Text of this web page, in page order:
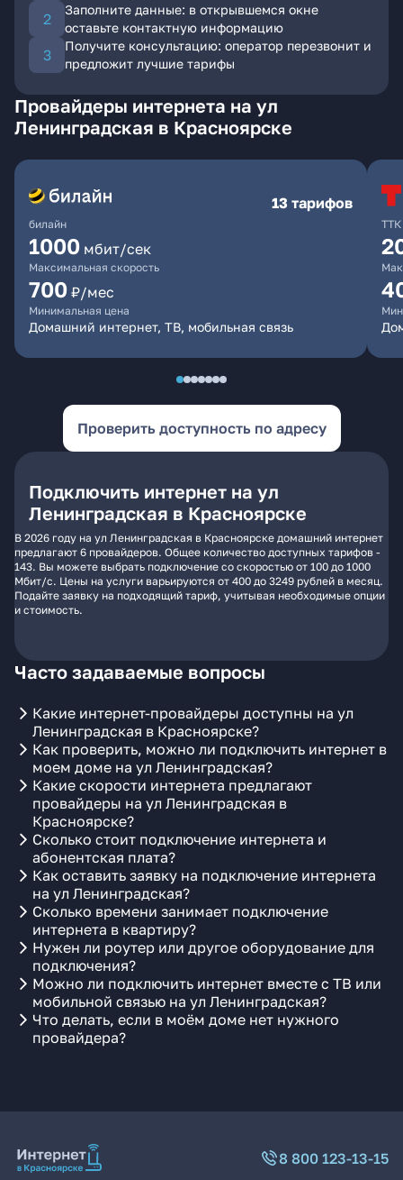
Заполните данные: в открывшемся окне
оставьте контактную информацию
Получите консультацию: оператор перезвонит и
предложит лучшие тарифы
Провайдеры интернета на ул
Ленинградская в Красноярске
билайн
13 тарифов
1000 мбит/сек
Максимальная скорость
700 ₽/мес
Минимальная цена
Домашний интернет, ТВ, мобильная связь
ТТК
Проверить доступность по адресу
Подключить интернет на ул
Ленинградская в Красноярске
В 2026 году на ул Ленинградская в Красноярске домашний интернет
предлагают 6 провайдеров. Общее количество доступных тарифов -
143. Вы можете выбрать подключение со скоростью от 100 до 1000
Мбит/с. Цены на услуги варьируются от 400 до 3249 рублей в месяц.
Подайте заявку на подходящий тариф, учитывая необходимые опции
и стоимость.
Часто задаваемые вопросы
Какие интернет-провайдеры доступны на ул
Ленинградская в Красноярске?
Как проверить, можно ли подключить интернет в
моем доме на ул Ленинградская?
Какие скорости интернета предлагают
провайдеры на ул Ленинградская в
Красноярске?
Сколько стоит подключение интернета и
абонентская плата?
Как оставить заявку на подключение интернета
на ул Ленинградская?
Сколько времени занимает подключение
интернета в квартиру?
Нужен ли роутер или другое оборудование для
подключения?
Можно ли подключить интернет вместе с ТВ или
мобильной связью на ул Ленинградская?
Что делать, если в моём доме нет нужного
провайдера?
8 800 123-13-15